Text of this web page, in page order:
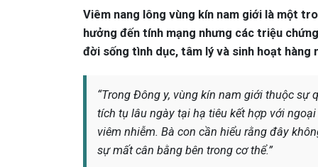
Viêm nang lông vùng kín nam giới là một
hưởng đến tính mạng nhưng các triệu
đời sống tình dục, tâm lý và sinh hoạt hàng
“Trong Đông y, vùng kín nam giới thuộc sự
tích tụ lâu ngày tại hạ tiêu kết hợp với
viêm nhiễm. Bà con cần hiểu rằng đây
sự mất cân bằng bên trong cơ thể.”